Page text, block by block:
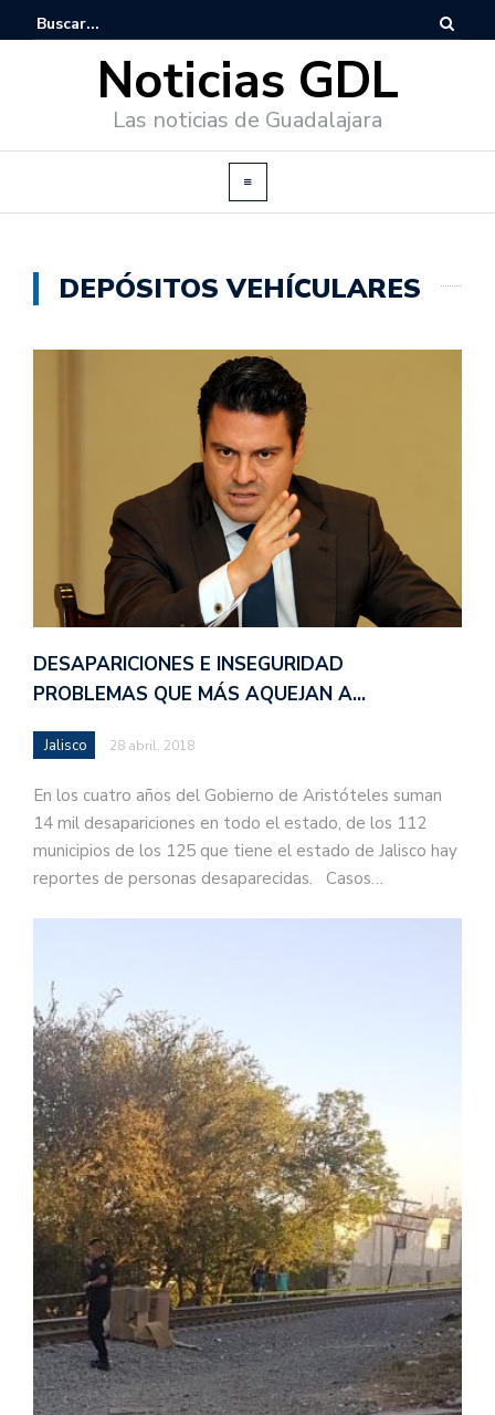
Noticias GDL
Las noticias de Guadalajara
DEPÓSITOS VEHÍCULARES
DESAPARICIONES E INSEGURIDAD
PROBLEMAS QUE MÁS AQUEJAN A…
Jalisco 28 abril, 2018
En los cuatro años del Gobierno de Aristóteles suman
14 mil desapariciones en todo el estado, de los 112
municipios de los 125 que tiene el estado de Jalisco hay
reportes de personas desaparecidas. Casos…